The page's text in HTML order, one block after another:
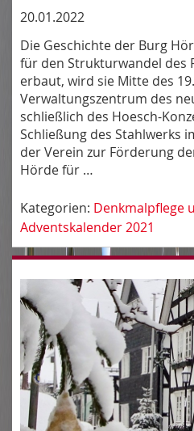
20.01.2022
Die Geschichte der Burg
für den Strukturwandel des
erbaut, wird sie Mitte des
Verwaltungszentrum des
schließlich des Hoesch-
Schließung des Stahlwerks
der Verein zur Förderung
Hörde für …
Kategorien: Denkmalpflege
Adventskalender 2021